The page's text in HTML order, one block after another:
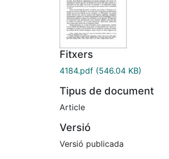
Fitxers
4184.pdf (546.04 KB)
Tipus de document
Article
Versió
Versió publicada